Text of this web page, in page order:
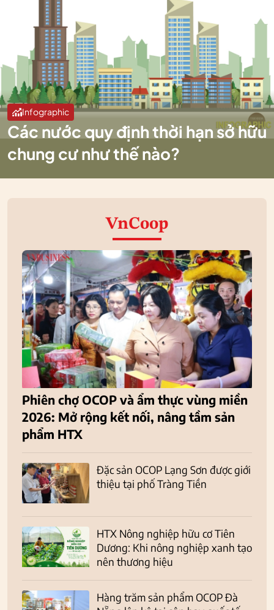
Infographic
Các nước quy định thời hạn sở hữu
chung cư như thế nào?
VnCoop
Phiên chợ OCOP và ẩm thực vùng miền
2026: Mở rộng kết nối, nâng tầm sản
phẩm HTX
Đặc sản OCOP Lạng Sơn được giới
thiệu tại phố Tràng Tiền
HTX Nông nghiệp hữu cơ Tiên
Dương: Khi nông nghiệp xanh tạo
nên thương hiệu
Hàng trăm sản phẩm OCOP Đà